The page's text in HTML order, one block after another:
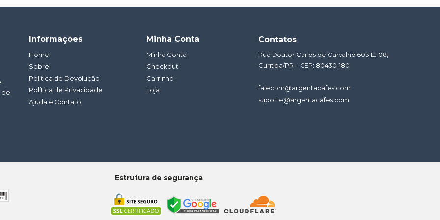
de
Informações
Home
Sobre
Política de Devolução
Política de Privacidade
Ajuda e Contato
Minha Conta
Minha Conta
Checkout
Carrinho
Loja
Contatos
Rua Doutor Carlos de Carvalho 603 LJ 08,
Curitiba/PR – CEP: 80430-180
falecom@argentacafes.com
suporte@argentacafes.com
Estrutura de segurança